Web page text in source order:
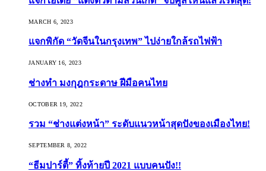
MARCH 6, 2023
แจกพิกัด “วัดจีนในกรุงเทพ” ไปง่ายใกล้รถไฟฟ้า
JANUARY 16, 2023
ช่างทำ มงกุฎกระดาษ ฝีมือคนไทย
OCTOBER 19, 2022
รวม “ช่างแต่งหน้า” ระดับแนวหน้าสุดปังของเมืองไทย!
SEPTEMBER 8, 2022
“ธีมปาร์ตี้” ทิ้งท้ายปี 2021 แบบคนปัง!!